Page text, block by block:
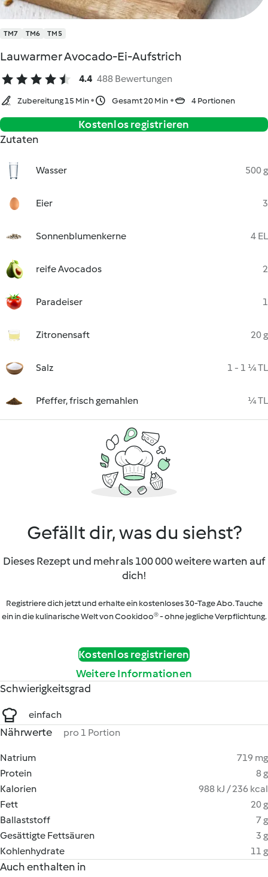
TM7 TM6 TM5
Lauwarmer Avocado-Ei-Aufstrich
4.4 488 Bewertungen
Zubereitung 15 Min Gesamt 20 Min 4 Portionen
Kostenlos registrieren
Zutaten
Wasser 500 g
Eier 3
Sonnenblumenkerne 4 EL
reife Avocados 2
Paradeiser 1
Zitronensaft 20 g
Salz 1 - 1 ¼ TL
Pfeffer, frisch gemahlen ¼ TL
Gefällt dir, was du siehst?
Dieses Rezept und mehr als 100 000 weitere warten auf
dich!
Registriere dich jetzt und erhalte ein kostenloses 30-Tage Abo. Tauche
ein in die kulinarische Welt von Cookidoo® - ohne jegliche Verpflichtung.
Kostenlos registrieren
Weitere Informationen
Schwierigkeitsgrad
einfach
Nährwerte pro 1 Portion
Natrium
719 mg
Protein
8 g
Kalorien
988 kJ / 236 kcal
Fett
20 g
Ballaststoff
7 g
Gesättigte Fettsäuren
3 g
Kohlenhydrate
11 g
Auch enthalten in